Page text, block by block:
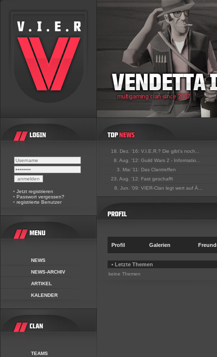
• Jetzt registrieren
• Passwort vergessen?
• registrierte Benutzer
NEWS
NEWS-ARCHIV
ARTIKEL
KALENDER
TEAMS
18. Dez. '16: V.I.E.R.? Die gibt's noch...
8. Aug. '12: Guild Wars 2 - Informatio...
3. Mai '11: Das Clantreffen
23. Aug. '12: Fast geschafft
8. Jun. '09: VIER-Clan legt wert auf Ä...
Profil Galerien
• Letzte Themen
keine Themen